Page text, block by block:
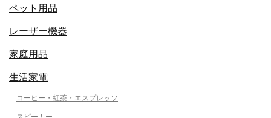
ペット用品
レーザー機器
家庭用品
生活家電
コーヒー・紅茶・エスプレッソ